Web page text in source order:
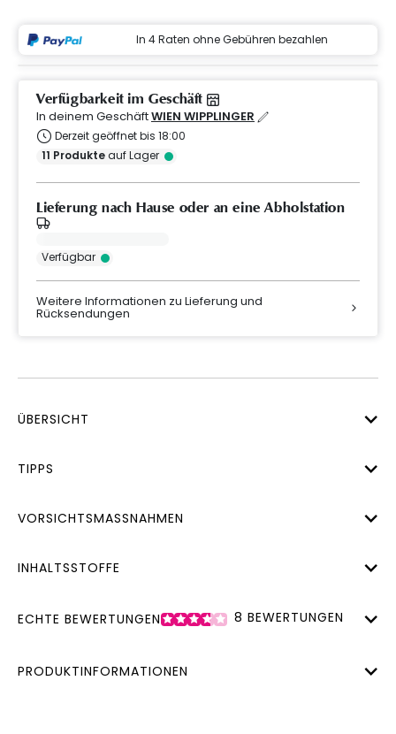
In 4 Raten ohne Gebühren bezahlen
Verfügbarkeit im Geschäft
In deinem GeschäftWIEN WIPPLINGER
Derzeit geöffnet bis 18:00
11 Produkteauf Lager
Lieferung nach Hause oder an eine Abholstation
Verfügbar
Weitere Informationen zu Lieferung und
Rücksendungen
ÜBERSICHT
TIPPS
VORSICHTSMASSNAHMEN
INHALTSSTOFFE
ECHTE BEWERTUNGEN 8 BEWERTUNGEN
PRODUKTINFORMATIONEN